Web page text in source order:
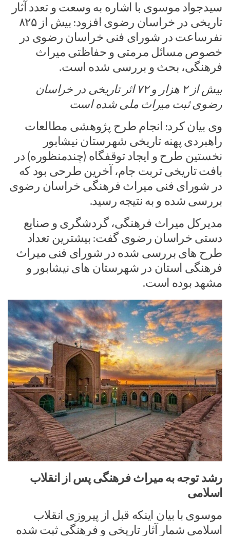
سیدجواد موسوی با اشاره به وسعت و تعدد آثار
تاریخی در خراسان رضوی افزود: بیش از ۸۲۵
نفرساعت در شورای فنی خراسان رضوی در
خصوص مسائل مرمتی و حفاظتی میراث
فرهنگی، بحث و بررسی شده است.
بیش از ۲ هزار و ۷۲ اثر تاریخی در خراسان
رضوی ثبت میراث ملی شده است
وی بیان کرد: انجام طرح پژوهشی مطالعات
راهبردی پهنه تاریخی شهرستان نیشابور
نخستین طرح و ایجاد توقفگاه (چندمنظوره) در
بافت تاریخی تربت جام، آخرین طرحی بود که
در شورای فنی میراث فرهنگی خراسان رضوی
بررسی شده و به نتیجه رسید.
مدیرکل میراث فرهنگی، گردشگری و صنایع
دستی خراسان رضوی گفت: بیشترین تعداد
طرح های بررسی شده در شورای فنی میراث
فرهنگی استان در شهرستان های نیشابور و
مشهد بوده است.
رشد توجه به میراث فرهنگی پس از انقلاب
اسلامی
موسوی با بیان اینکه قبل از پیروزی انقلاب
اسلامی شمار آثار تاریخی و فرهنگی ثبت شده